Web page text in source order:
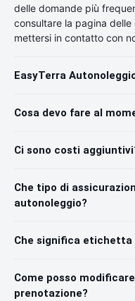
delle domande più
consultare la pagina
mettersi in contatto con
EasyTerra
Cosa devo fare al
Ci sono costi
Che tipo di
autonoleggio?
Che significa etichetta
Come posso
prenotazione?